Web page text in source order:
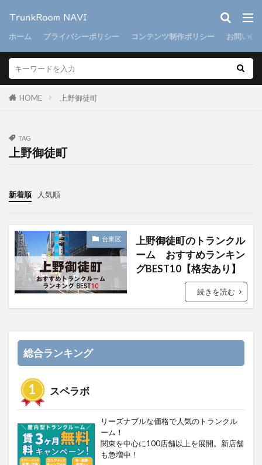
ホーム プライバシーポリシー コンテンツ制作ポリシー お問い合
HOME 上野御徒町
TAG
上野御徒町
新着順 人気順
台東区
上野御徒町のトランクル
ーム おすすめランキン
グBEST10【格安あり】
続きを読む
総合ランキング
スペラボ
リーズナブルな価格で人気のトランクル
ーム！
関東を中心に100店舗以上を展開。新店舗
も急増中！